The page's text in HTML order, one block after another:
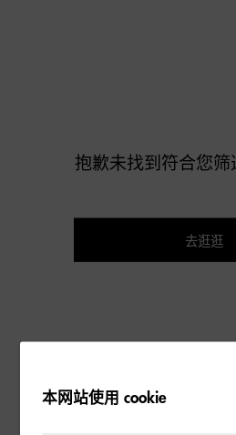
抱歉未找到符合您筛
去逛逛
本网站使用 cookie